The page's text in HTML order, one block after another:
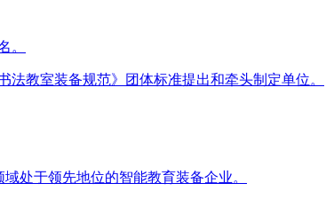
。
教室装备规范》团体标准提出和牵头制定单位。
处于领先地位的智能教育装备企业。